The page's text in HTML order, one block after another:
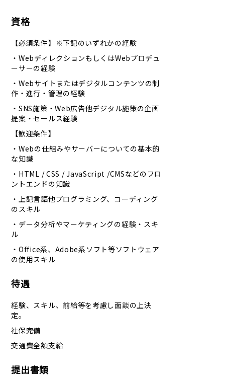
資格
【必須条件】※下記のいずれかの経験
・WebディレクションもしくはWebプロデュ
ーサーの経験
・Webサイトまたはデジタルコンテンツの制
作・進行・管理の経験
・SNS施策・Web広告他デジタル施策の企画
提案・セールス経験
【歓迎条件】
・Webの仕組みやサーバーについての基本的
な知識
・HTML / CSS / JavaScript /CMSなどのフロ
ントエンドの知識
・上記言語他プログラミング、コーディング
のスキル
・データ分析やマーケティングの経験・スキ
ル
・Office系、Adobe系ソフト等ソフトウェア
の使用スキル
待遇
経験、スキル、前給等を考慮し面談の上決
定。
社保完備
交通費全額支給
提出書類